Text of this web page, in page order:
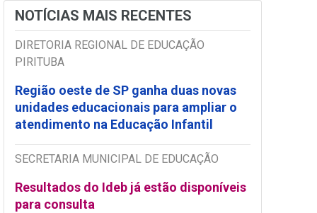
NOTÍCIAS MAIS RECENTES
DIRETORIA REGIONAL DE EDUCAÇÃO
PIRITUBA
Região oeste de SP ganha duas novas
unidades educacionais para ampliar o
atendimento na Educação Infantil
SECRETARIA MUNICIPAL DE EDUCAÇÃO
Resultados do Ideb já estão disponíveis
para consulta